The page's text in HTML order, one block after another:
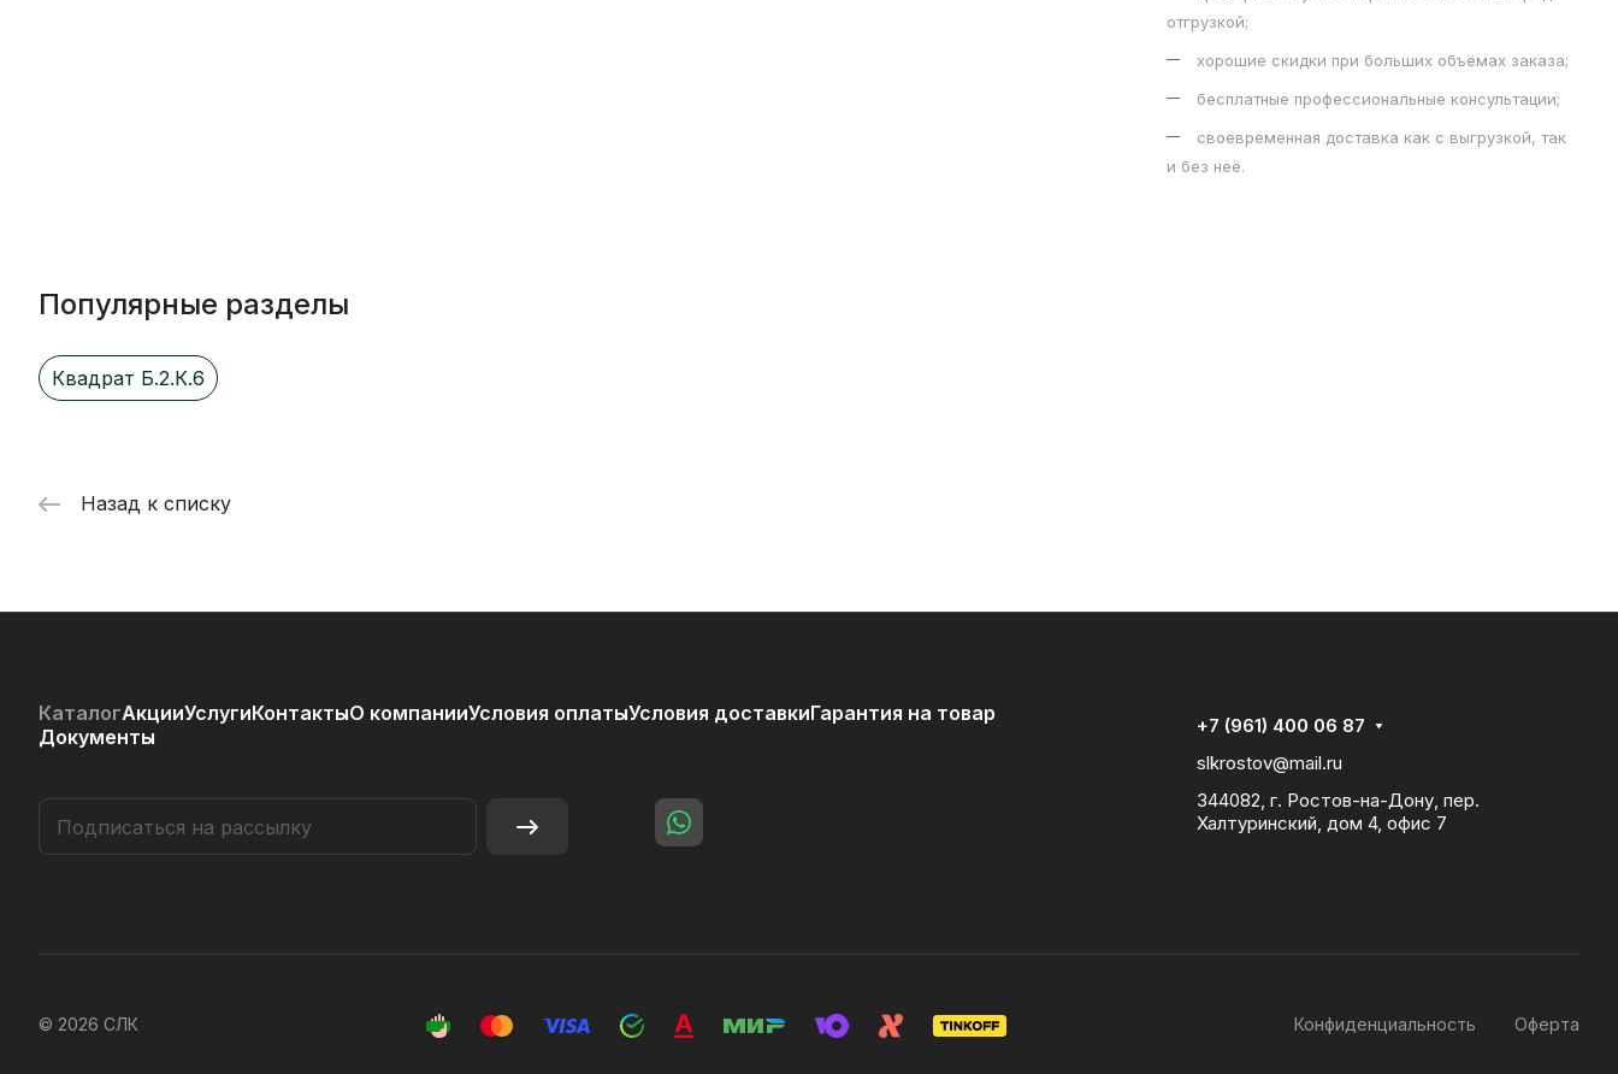
отгрузкой;
хорошие скидки при больших объёмах заказа;
бесплатные профессиональные консультации;
своевременная доставка как с выгрузкой, так
и без неё.
Популярные разделы
Квадрат Б.2.К.6
Назад к списку
КаталогАкцииУслугиКонтактыО компанииУсловия оплатыУсловия доставкиГарантия на товар
Документы
+7 (961) 400 06 87
slkrostov@mail.ru
344082, г. Ростов-на-Дону, пер.
Халтуринский, дом 4, офис 7
© 2026 СЛК Конфиденциальность Оферта